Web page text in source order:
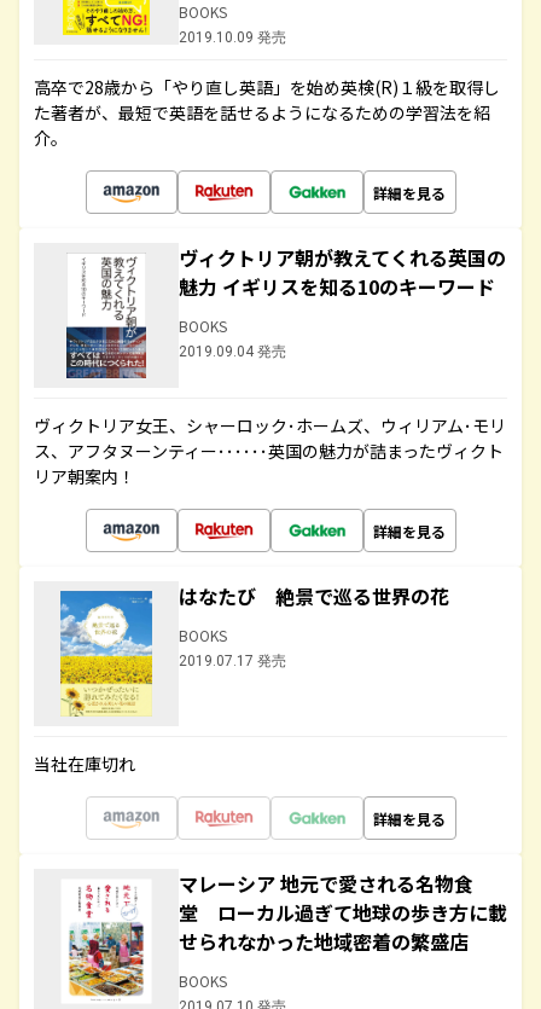
BOOKS
2019.10.09 発売
高卒で28歳から「やり直し英語」を始め英検(R)１級を取得し
た著者が、最短で英語を話せるようになるための学習法を紹
介。
詳細を見る
ヴィクトリア朝が教えてくれる英国の
魅力 イギリスを知る10のキーワード
BOOKS
2019.09.04 発売
ヴィクトリア女王、シャーロック･ホームズ、ウィリアム･モリ
ス、アフタヌーンティー･･････英国の魅力が詰まったヴィクト
リア朝案内！
詳細を見る
はなたび 絶景で巡る世界の花
BOOKS
2019.07.17 発売
当社在庫切れ
詳細を見る
マレーシア 地元で愛される名物食
堂 ローカル過ぎて地球の歩き方に載
せられなかった地域密着の繁盛店
BOOKS